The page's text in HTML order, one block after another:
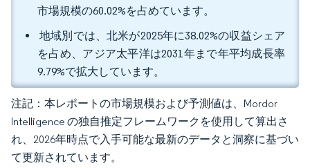
市場規模の60.02%を占めています。
地域別では、北米が2025年に38.02%の収益シェア
を占め、アジア太平洋は2031年まで年平均成長率
9.79%で拡大しています。
注記：本レポートの市場規模および予測値は、Mordor
Intelligence の独自推定フレームワークを使用して算出さ
れ、2026年時点で入手可能な最新のデータと洞察に基づい
て更新されています。